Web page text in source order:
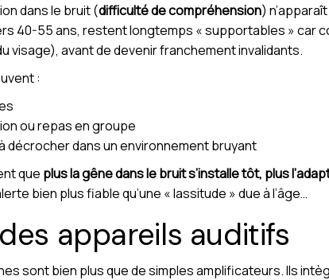
dans le bruit (difficulté de compréhension)
40-55 ans, restent longtemps « supportables » car
visage), avant de devenir franchement invalidants.
:
ou repas en groupe
décrocher dans un environnement bruyant
que plus la gêne dans le bruit s’installe tôt, plus
bien plus fiable qu’une « lassitude » due à l’âge…
appareils auditifs
sont bien plus que de simples amplificateurs. Ils